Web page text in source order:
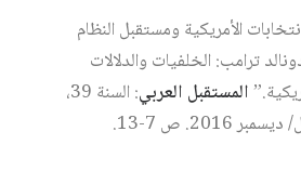
الأمريكية ومستقبل النظام
ترامب: الخلفيات والدلالات
المستقبل العربي
: السنة 39،